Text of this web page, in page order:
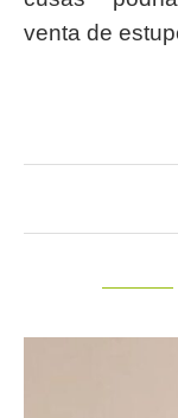
venta de